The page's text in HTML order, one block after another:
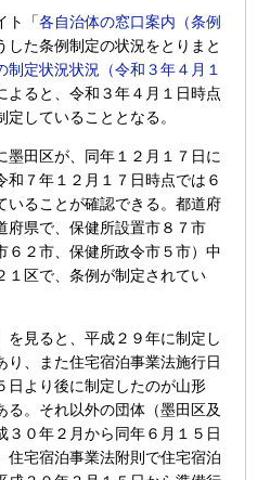
ト「各自治体の窓口案内（条例
した条例制定の状況をとりまと
制定状況状況（令和３年４月１
よると、令和３年４月１日時点
していることとなる。
田区が、同年１２月１７日に
和７年１２月１７日時点では６
いることが確認できる。都道府
府県で、保健所設置市８７市
６２市、保健所政令市５市）中
１区で、条例が制定されてい
見ると、平成２９年に制定し
り、また住宅宿泊事業法施行日
日より後に制定したのが山形
る。それ以外の団体（墨田区及
３０年２月から同年６月１５日
住宅宿泊事業法附則で住宅宿泊